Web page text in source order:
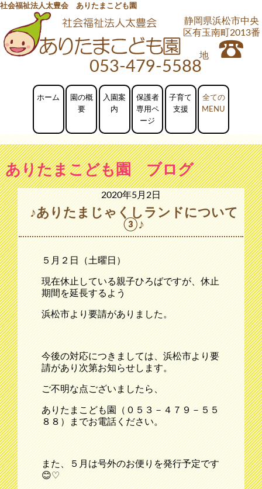
社会福祉法人太豊会 ありたまこども園
静岡県浜松市中央
区有玉南町2013番
地
053-479-5588
ホーム
園の概
要
入園案
内
保護者
専用ペ
ージ
子育て
支援
ありたまこども園 ブログ
2020年5月2日
♪ありたまじゃくしランドについて
③♪
５月２日（土曜日）
現在休止している親子ひろばですが、休止
期間を延長するよう
浜松市より要請がありました。
今後の対応につきましては、浜松市より要
請があり次第お知らせします。
ご不明な点ございましたら、
ありたまこども園（０５３－４７９－５５
８８）までお電話ください。
また、５月は号外のお便りを発行予定です
😊♡